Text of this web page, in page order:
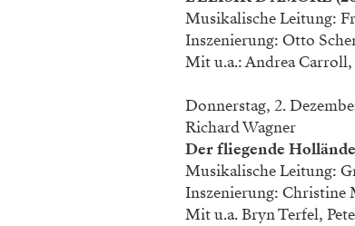
Musikalische Leitung:
Inszenierung: Otto
Mit u.a.: Andrea
Donnerstag, 2.
Richard Wagner
Der fliegende
Musikalische Leitung:
Inszenierung: Christine
Mit u.a. Bryn Terfel,